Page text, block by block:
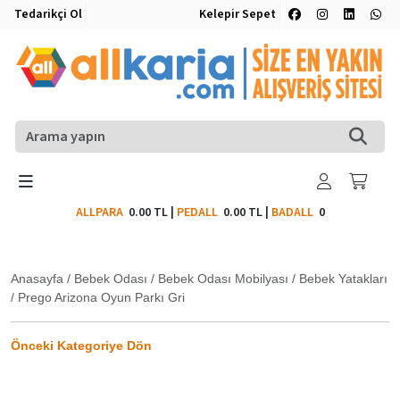
Tedarikçi Ol Kelepir Sepet
ALLPARA 0.00 TL| PEDALL 0.00 TL| BADALL0
Anasayfa / Bebek Odası / Bebek Odası Mobilyası / Bebek Yatakları
/ Prego Arizona Oyun Parkı Gri
Önceki Kategoriye Dön